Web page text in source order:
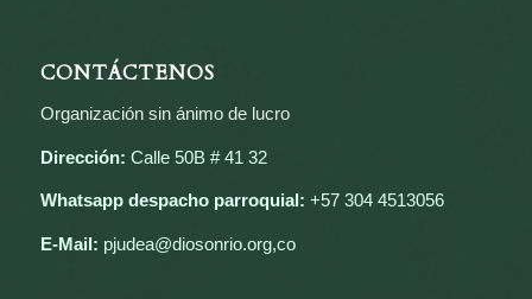
CONTÁCTENOS
Organización sin ánimo de lucro
Dirección: Calle 50B # 41 32
Whatsapp despacho parroquial: +57 304 4513056
E-Mail: pjudea@diosonrio.org,co